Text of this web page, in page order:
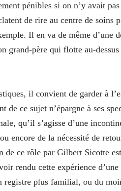
pénibles si on n’y avait
de rire au centre de soins
Il en va de même d’une
grand-père qui flotte au-
il convient de garder à
de ce sujet n’épargne à ses
qu’il s’agisse d’une
encore de la nécessité de
de ce rôle par Gilbert Sicotte
rendu cette expérience
registre plus familial, ou du